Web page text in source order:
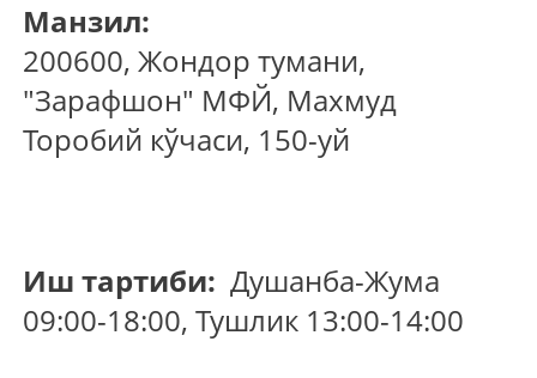
Манзил:
200600, Жондор тумани,
"Зарафшон" МФЙ, Махмуд
Торобий кўчаси, 150-уй
Иш тартиби: Душанба-Жума
09:00-18:00, Тушлик 13:00-14:00